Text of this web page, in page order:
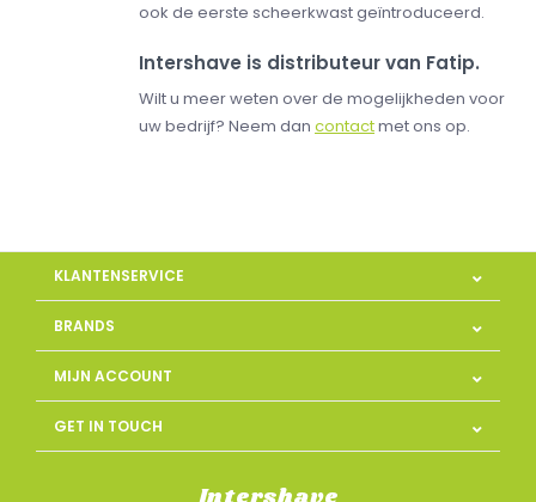
ook de eerste scheerkwast geïntroduceerd.
Intershave is distributeur van Fatip.
Wilt u meer weten over de mogelijkheden voor
uw bedrijf? Neem dan contactmet ons op.
KLANTENSERVICE
BRANDS
MIJN ACCOUNT
GET IN TOUCH